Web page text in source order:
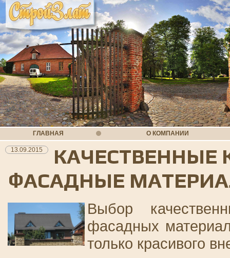
ГЛАВНАЯ О КОМПАНИИ
13.09.2015
КАЧЕСТВЕННЫЕ
ФАСАДНЫЕ
Выбор
фасадных
только красивого